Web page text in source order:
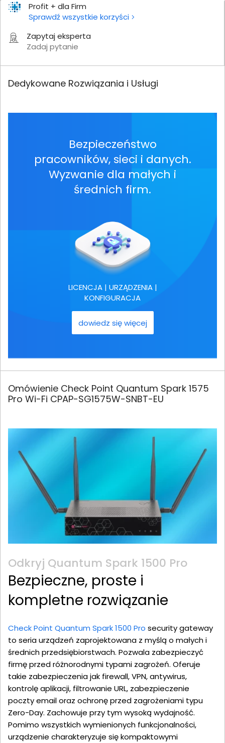
Profit + dla Firm
Sprawdź wszystkie korzyści
Zapytaj eksperta
Zadaj pytanie
Dedykowane Rozwiązania i Usługi
Bezpieczeństwo
pracowników, sieci i danych.
Wyzwanie dla małych i
średnich firm.
LICENCJA | URZĄDZENIA |
KONFIGURACJA
dowiedz się więcej
Omówienie Check Point Quantum Spark 1575
Pro Wi-Fi CPAP-SG1575W-SNBT-EU
Odkryj Quantum Spark 1500 Pro
Bezpieczne, proste i
kompletne rozwiązanie
Check Point Quantum Spark 1500 Pro security gateway
to seria urządzeń zaprojektowana z myślą o małych i
średnich przedsiębiorstwach. Pozwala zabezpieczyć
firmę przed różnorodnymi typami zagrożeń. Oferuje
takie zabezpieczenia jak firewall, VPN, antywirus,
kontrolę aplikacji, filtrowanie URL, zabezpieczenie
poczty email oraz ochronę przed zagrożeniami typu
Zero-Day. Zachowuje przy tym wysoką wydajność.
Pomimo wszystkich wymienionych funkcjonalności,
urządzenie charakteryzuje się kompaktowymi